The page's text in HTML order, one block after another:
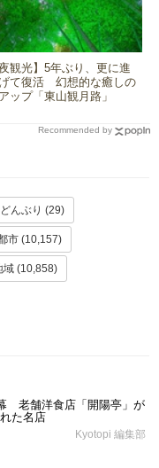
夜観光】5年ぶり、更に進
て復活 幻想的な癒しの
ップ「東山観月路」
Recommended by
どんぶり (29)
市 (10,157)
域 (10,858)
老舗洋食店「開陽亭」が
た名店
Kyotopi 編集部